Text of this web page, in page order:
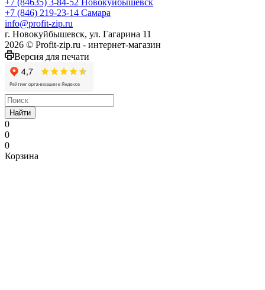
+7 (84635) 3-84-52 Новокуйбышевск
+7 (846) 219-23-14 Самара
info@profit-zip.ru
г. Новокуйбышевск, ул. Гагарина 11
2026 © Profit-zip.ru - интернет-магазин
Версия для печати
Найти
0
0
0
Корзина